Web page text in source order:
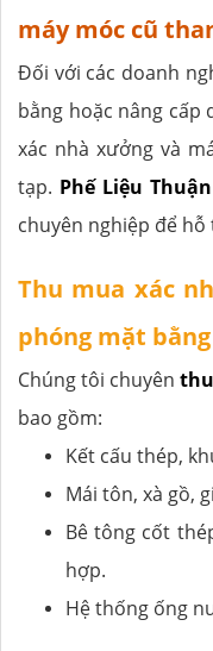
máy móc cũ
Đối với các doanh
bằng hoặc nâng cấp
xác nhà xưởng và
tạp. Phế Liệu
chuyên nghiệp để
Thu mua xác
phóng mặt
Chúng tôi chuyên
bao gồm:
Kết cấu thép,
Mái tôn, xà gồ,
Bê tông cốt
hợp.
Hệ thống ống